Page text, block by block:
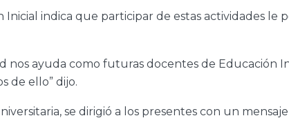
indica que participar de estas actividades le
nos ayuda como futuras docentes de Educación
de ello” dijo.
se dirigió a los presentes con un